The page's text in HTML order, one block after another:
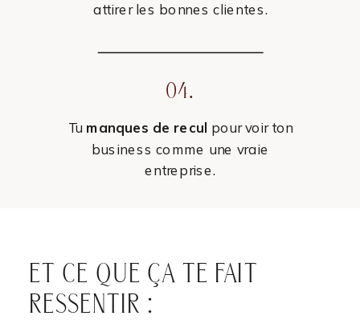
04.
Tu manques de recul pour voir ton
business comme une vraie
entreprise.
attirer les bonnes clientes.
ET CE QUE ÇA TE FAIT
RESSENTIR :